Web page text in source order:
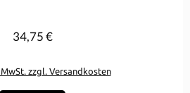
Regulärer Preis:
34,75 €
zzgl. Versandkosten